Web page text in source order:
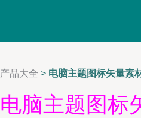
产品大全 > 电脑主题图标矢量素
电脑主题图标